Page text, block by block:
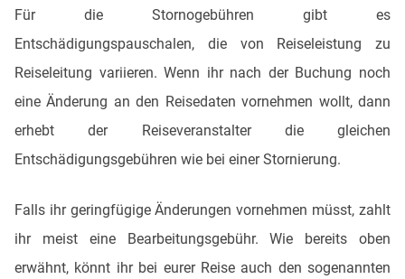
Für die Stornogebühren gibt es
Entschädigungspauschalen, die von Reiseleistung zu
Reiseleitung variieren. Wenn ihr nach der Buchung noch
eine Änderung an den Reisedaten vornehmen wollt, dann
erhebt der Reiseveranstalter die gleichen
Entschädigungsgebühren wie bei einer Stornierung.
Falls ihr geringfügige Änderungen vornehmen müsst, zahlt
ihr meist eine Bearbeitungsgebühr. Wie bereits oben
erwähnt, könnt ihr bei eurer Reise auch den sogenannten